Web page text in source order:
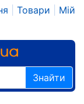
Товари
Мій
Знайти